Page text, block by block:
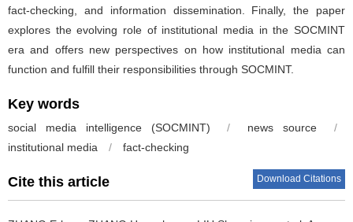
fact-checking, and information dissemination. Finally, the paper
explores the evolving role of institutional media in the SOCMINT
era and offers new perspectives on how institutional media can
function and fulfill their responsibilities through SOCMINT.
Key words
social media intelligence (SOCMINT) / news source
/
institutional media
/ fact-checking
Cite this article Download Citations